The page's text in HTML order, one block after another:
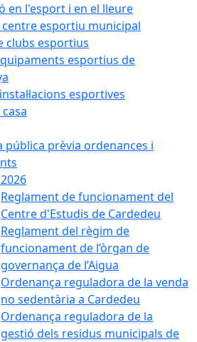
en l'esport i en el lleure
centre esportiu municipal
clubs esportius
esportius de
esportives
pública prèvia ordenances i
Reglament de funcionament del
Centre d'Estudis de Cardedeu
Reglament del règim de
funcionament de l’òrgan de
governança de l’Aigua
Ordenança reguladora de la venda
no sedentària a Cardedeu
Ordenança reguladora de la
gestió dels residus municipals de